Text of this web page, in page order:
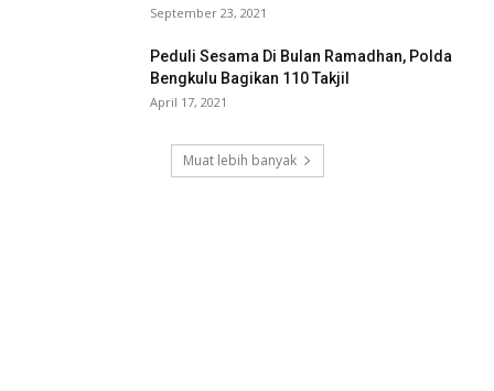
September 23, 2021
Peduli Sesama Di Bulan Ramadhan, Polda
Bengkulu Bagikan 110 Takjil
April 17, 2021
Muat lebih banyak